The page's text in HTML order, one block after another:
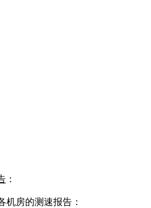
：
机房的测速报告：